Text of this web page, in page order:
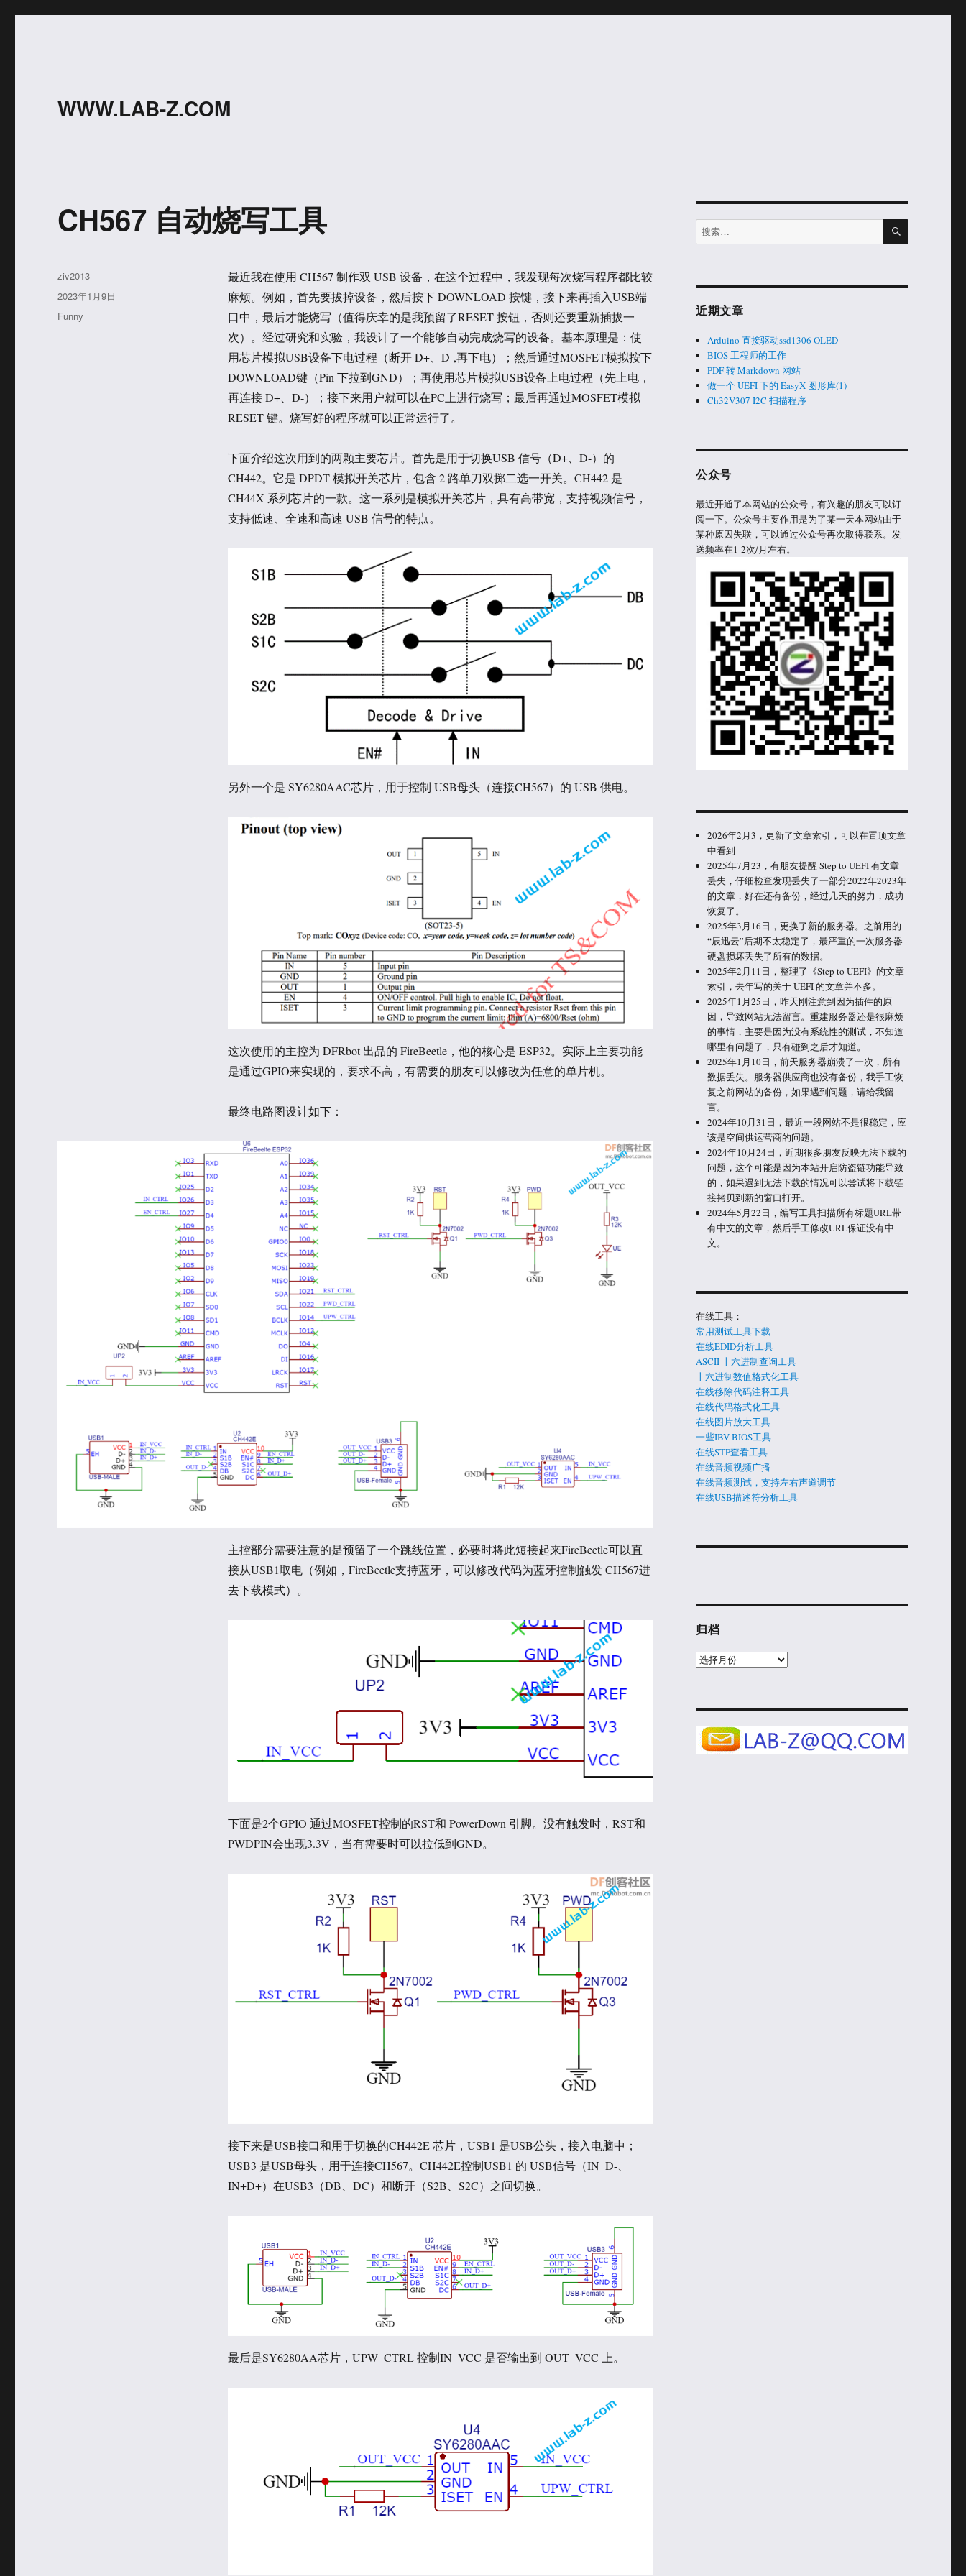
WWW.LAB-Z.COM
CH567 自动烧写工具
最近我在使用 CH567 制作双 USB 设备，在这个过程中，我发现每次烧写程序都比较
麻烦。例如，首先要拔掉设备，然后按下 DOWNLOAD 按键，接下来再插入USB端
口中，最后才能烧写（值得庆幸的是我预留了RESET 按钮，否则还要重新插拔一
次）。经过研究和实验，我设计了一个能够自动完成烧写的设备。基本原理是：使
用芯片模拟USB设备下电过程（断开 D+、D-,再下电）；然后通过MOSFET模拟按下
DOWNLOAD键（Pin 下拉到GND）；再使用芯片模拟USB设备上电过程（先上电，
再连接 D+、D-）；接下来用户就可以在PC上进行烧写；最后再通过MOSFET模拟
RESET 键。烧写好的程序就可以正常运行了。
下面介绍这次用到的两颗主要芯片。首先是用于切换USB 信号（D+、D-）的
CH442。它是 DPDT 模拟开关芯片，包含 2 路单刀双掷二选一开关。CH442 是
CH44X 系列芯片的一款。这一系列是模拟开关芯片，具有高带宽，支持视频信号，
支持低速、全速和高速 USB 信号的特点。
另外一个是 SY6280AAC芯片，用于控制 USB母头（连接CH567）的 USB 供电。
这次使用的主控为 DFRbot 出品的 FireBeetle，他的核心是 ESP32。实际上主要功能
是通过GPIO来实现的，要求不高，有需要的朋友可以修改为任意的单片机。
最终电路图设计如下：
主控部分需要注意的是预留了一个跳线位置，必要时将此短接起来FireBeetle可以直
接从USB1取电（例如，FireBeetle支持蓝牙，可以修改代码为蓝牙控制触发 CH567进
去下载模式）。
下面是2个GPIO 通过MOSFET控制的RST和 PowerDown 引脚。没有触发时，RST和
PWDPIN会出现3.3V，当有需要时可以拉低到GND。
接下来是USB接口和用于切换的CH442E 芯片，USB1 是USB公头，接入电脑中；
USB3 是USB母头，用于连接CH567。CH442E控制USB1 的 USB信号（IN_D-、
IN+D+）在USB3（DB、DC）和断开（S2B、S2C）之间切换。
最后是SY6280AA芯片，UPW_CTRL 控制IN_VCC 是否输出到 OUT_VCC 上。
作
者
ziv2013
发
布
2023年1月9日
分
Funny
搜
索：
搜
近期文章
Arduino 直接驱动ssd1306 OLED
BIOS 工程师的工作
PDF 转 Markdown 网站
做一个 UEFI 下的 EasyX 图形库(1)
Ch32V307 I2C 扫描程序
公众号
最近开通了本网站的公众号，有兴趣的朋友可以订
阅一下。公众号主要作用是为了某一天本网站由于
某种原因失联，可以通过公众号再次取得联系。发
送频率在1-2次/月左右。
2026年2月3，更新了文章索引，可以在置顶文章
中看到
2025年7月23，有朋友提醒 Step to UEFI 有文章
丢失，仔细检查发现丢失了一部分2022年2023年
的文章，好在还有备份，经过几天的努力，成功
恢复了。
2025年3月16日，更换了新的服务器。之前用的
“辰迅云”后期不太稳定了，最严重的一次服务器
硬盘损坏丢失了所有的数据。
2025年2月11日，整理了《Step to UEFI》的文章
索引，去年写的关于 UEFI 的文章并不多。
2025年1月25日，昨天刚注意到因为插件的原
因，导致网站无法留言。重建服务器还是很麻烦
的事情，主要是因为没有系统性的测试，不知道
哪里有问题了，只有碰到之后才知道。
2025年1月10日，前天服务器崩溃了一次，所有
数据丢失。服务器供应商也没有备份，我手工恢
复之前网站的备份，如果遇到问题，请给我留
言。
2024年10月31日，最近一段网站不是很稳定，应
该是空间供运营商的问题。
2024年10月24日，近期很多朋友反映无法下载的
问题，这个可能是因为本站开启防盗链功能导致
的，如果遇到无法下载的情况可以尝试将下载链
接拷贝到新的窗口打开。
2024年5月22日，编写工具扫描所有标题URL带
有中文的文章，然后手工修改URL保证没有中
文。
在线工具：
常用测试工具下载
在线EDID分析工具
ASCII 十六进制查询工具
十六进制数值格式化工具
在线移除代码注释工具
在线代码格式化工具
在线图片放大工具
一些IBV BIOS工具
在线STP查看工具
在线音频视频广播
在线音频测试，支持左右声道调节
在线USB描述符分析工具
归档
归